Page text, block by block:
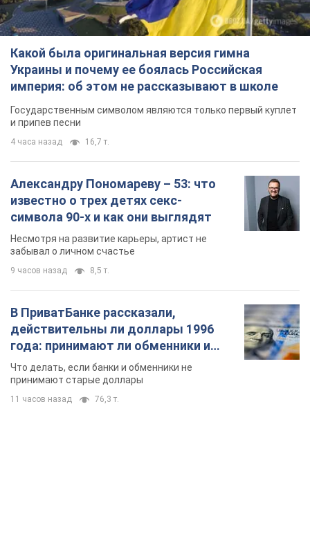
Какой была оригинальная версия гимна
Украины и почему ее боялась Российская
империя: об этом не рассказывают в школе
Государственным символом являются только первый куплет
и припев песни
4 часа назад 16,7 т.
Александру Пономареву – 53: что
известно о трех детях секс-
символа 90-х и как они выглядят
Несмотря на развитие карьеры, артист не
забывал о личном счастье
9 часов назад 8,5 т.
В ПриватБанке рассказали,
действительны ли доллары 1996
года: принимают ли обменники и
банки такие купюры
Что делать, если банки и обменники не
принимают старые доллары
11 часов назад 76,3 т.